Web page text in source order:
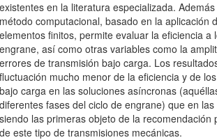
existentes en la literatura especializada.
método computacional, basado en la aplicación
elementos finitos, permite evaluar la eficiencia a
engrane, así como otras variables como la
errores de transmisión bajo carga. Los
fluctuación mucho menor de la eficiencia y de
bajo carga en las soluciones asíncronas
diferentes fases del ciclo de engrane) que en
siendo las primeras objeto de la recomendación
de este tipo de transmisiones mecánicas.